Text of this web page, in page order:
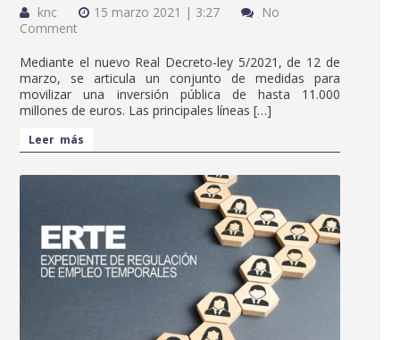
knc 15 marzo 2021 | 3:27
No
Comment
Mediante el nuevo Real Decreto-ley 5/2021, de 12 de
marzo, se articula un conjunto de medidas para
movilizar una inversión pública de hasta 11.000
millones de euros. Las principales líneas […]
Leer más